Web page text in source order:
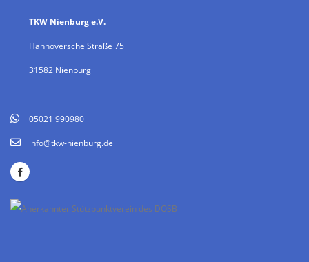
TKW Nienburg e.V.
Hannoversche Straße 75
31582 Nienburg
05021 990980
info@tkw-nienburg.de